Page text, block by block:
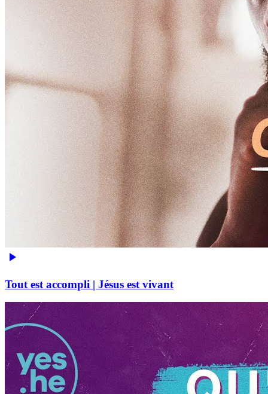
Tout est accompli | Jésus est vivant